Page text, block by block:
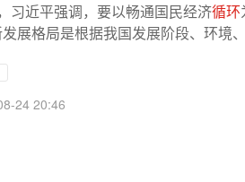
习近平强调，要以畅通国民经济循环
展格局是根据我国发展阶段、环境
24 20:46